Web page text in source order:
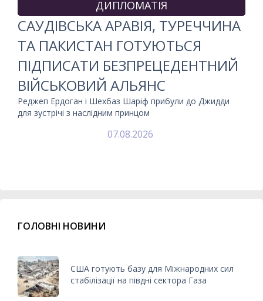
ДИПЛОМАТІЯ
САУДІВСЬКА АРАВІЯ, ТУРЕЧЧИНА
ТА ПАКИСТАН ГОТУЮТЬСЯ
ПІДПИСАТИ БЕЗПРЕЦЕДЕНТНИЙ
ВІЙСЬКОВИЙ АЛЬЯНС
Реджеп Ердоган і Шехбаз Шаріф прибули до Джидди
для зустрічі з наслідним принцом
07.08.2026
ГОЛОВНІ НОВИНИ
США готують базу для Міжнародних сил
стабілізації на півдні сектора Газа